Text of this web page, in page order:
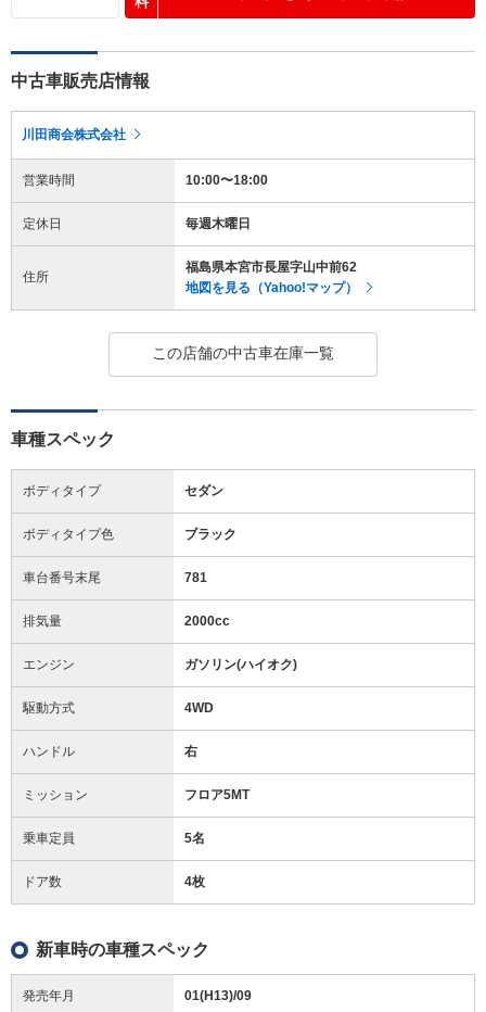
中古車販売店情報
川田商会株式会社
営業時間 10:00〜18:00
定休日 毎週木曜日
住所
福島県本宮市長屋字山中前62
地図を見る（Yahoo!マップ）
この店舗の中古車在庫一覧
車種スペック
ボディタイプ セダン
ボディタイプ色 ブラック
車台番号末尾 781
排気量 2000cc
エンジン ガソリン(ハイオク)
駆動方式 4WD
ハンドル 右
ミッション フロア5MT
乗車定員 5名
ドア数 4枚
新車時の車種スペック
発売年月 01(H13)/09